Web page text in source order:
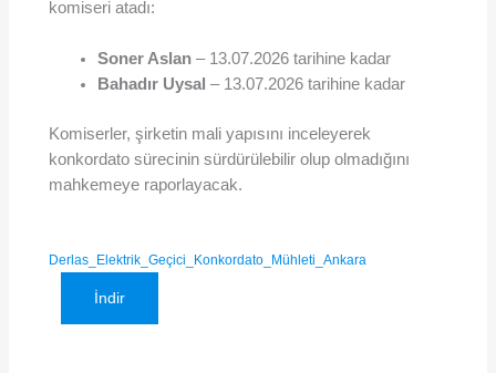
komiseri atadı:
Soner Aslan – 13.07.2026 tarihine kadar
Bahadır Uysal – 13.07.2026 tarihine kadar
Komiserler, şirketin mali yapısını inceleyerek
konkordato sürecinin sürdürülebilir olup olmadığını
mahkemeye raporlayacak.
Derlas_Elektrik_Geçici_Konkordato_Mühleti_Ankara
İndir